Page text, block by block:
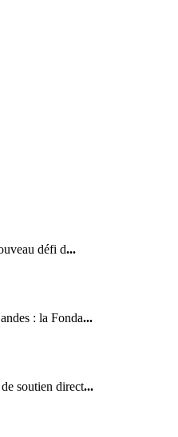
défi d...
: la Fonda...
soutien direct...